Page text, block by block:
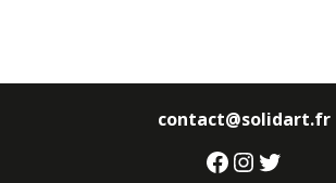
contact@solidart.fr
Facebook
Instagram
Twitter